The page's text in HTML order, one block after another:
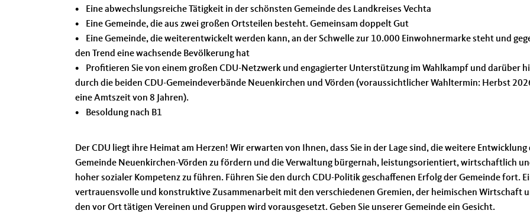
• Eine abwechslungsreiche Tätigkeit in der schönsten Gemeinde des Landkreises Vechta
• Eine Gemeinde, die aus zwei großen Ortsteilen besteht. Gemeinsam doppelt Gut
• Eine Gemeinde, die weiterentwickelt werden kann, an der Schwelle zur 10.000 Einwohnermarke steht und
den Trend eine wachsende Bevölkerung hat
• Profitieren Sie von einem großen CDU-Netzwerk und engagierter Unterstützung im Wahlkampf und darüber
durch die beiden CDU-Gemeindeverbände Neuenkirchen und Vörden (voraussichtlicher Wahltermin: Herbst
eine Amtszeit von 8 Jahren).
• Besoldung nach B1
Der CDU liegt ihre Heimat am Herzen! Wir erwarten von Ihnen, dass Sie in der Lage sind, die weitere Entwicklung
Gemeinde Neuenkirchen-Vörden zu fördern und die Verwaltung bürgernah, leistungsorientiert, wirtschaftlich
hoher sozialer Kompetenz zu führen. Führen Sie den durch CDU-Politik geschaffenen Erfolg der Gemeinde fort.
vertrauensvolle und konstruktive Zusammenarbeit mit den verschiedenen Gremien, der heimischen Wirtschaft
den vor Ort tätigen Vereinen und Gruppen wird vorausgesetzt. Geben Sie unserer Gemeinde ein Gesicht.